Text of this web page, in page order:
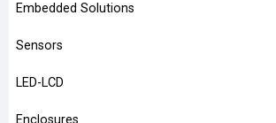
Embedded Solutions
Sensors
LED-LCD